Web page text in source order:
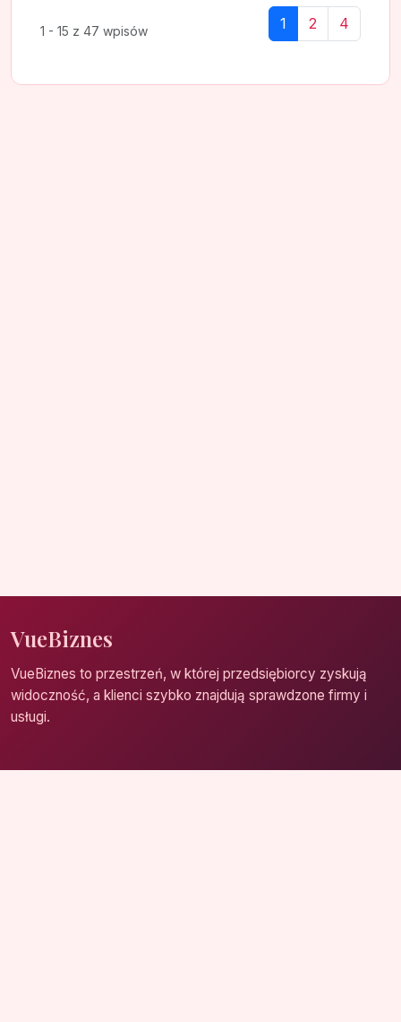
1 - 15 z 47 wpisów 1 2 4
VueBiznes
VueBiznes to przestrzeń, w której przedsiębiorcy zyskują
widoczność, a klienci szybko znajdują sprawdzone firmy i
usługi.